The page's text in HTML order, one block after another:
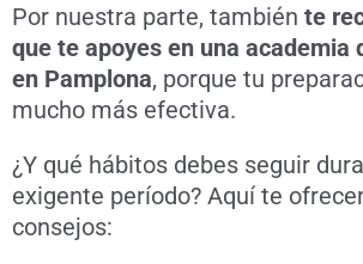
Por nuestra parte, también te
que te apoyes en una academia
en Pamplona, porque tu
mucho más efectiva.
¿Y qué hábitos debes seguir
exigente período? Aquí te
consejos: